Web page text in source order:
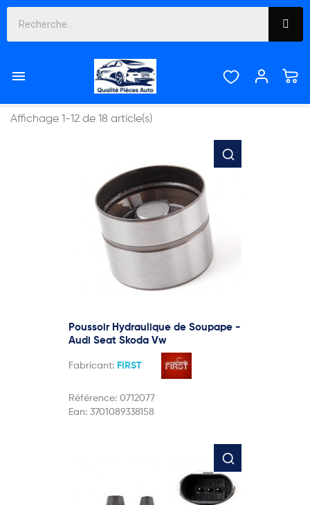

SONDE ET CAPTEUR

Affichage 1-12 de 18 article(s)
Poussoir Hydraulique de Soupape -
Audi Seat Skoda Vw
Fabricant: FIRST
Référence: 0712077
Ean: 3701089338158